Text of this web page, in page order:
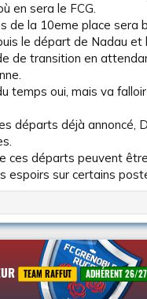
en sera le FCG.
de la 10eme place sera
le départ de Nadau et
de transition en
temps oui, mais va
départs déjà annoncé,
ces départs peuvent
espoirs sur certains
TEAM RAFFUT ADHÉRENT 26/27